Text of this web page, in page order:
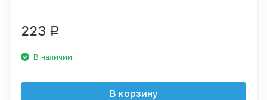
223 Р
В наличии
В корзину